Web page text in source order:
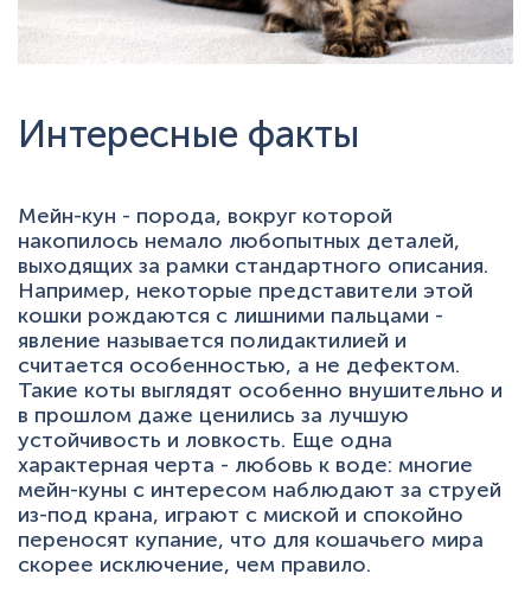
Интересные факты
Мейн-кун - порода, вокруг которой
накопилось немало любопытных деталей,
выходящих за рамки стандартного описания.
Например, некоторые представители этой
кошки рождаются с лишними пальцами -
явление называется полидактилией и
считается особенностью, а не дефектом.
Такие коты выглядят особенно внушительно и
в прошлом даже ценились за лучшую
устойчивость и ловкость. Еще одна
характерная черта - любовь к воде: многие
мейн-куны с интересом наблюдают за струей
из-под крана, играют с миской и спокойно
переносят купание, что для кошачьего мира
скорее исключение, чем правило.